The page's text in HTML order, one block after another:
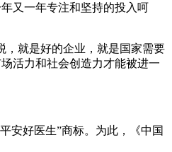
又一年专注和坚持的投入呵
，就是好的企业，就是国家需要
活力和社会创造力才能被进一
安好医生”商标。为此，《中国